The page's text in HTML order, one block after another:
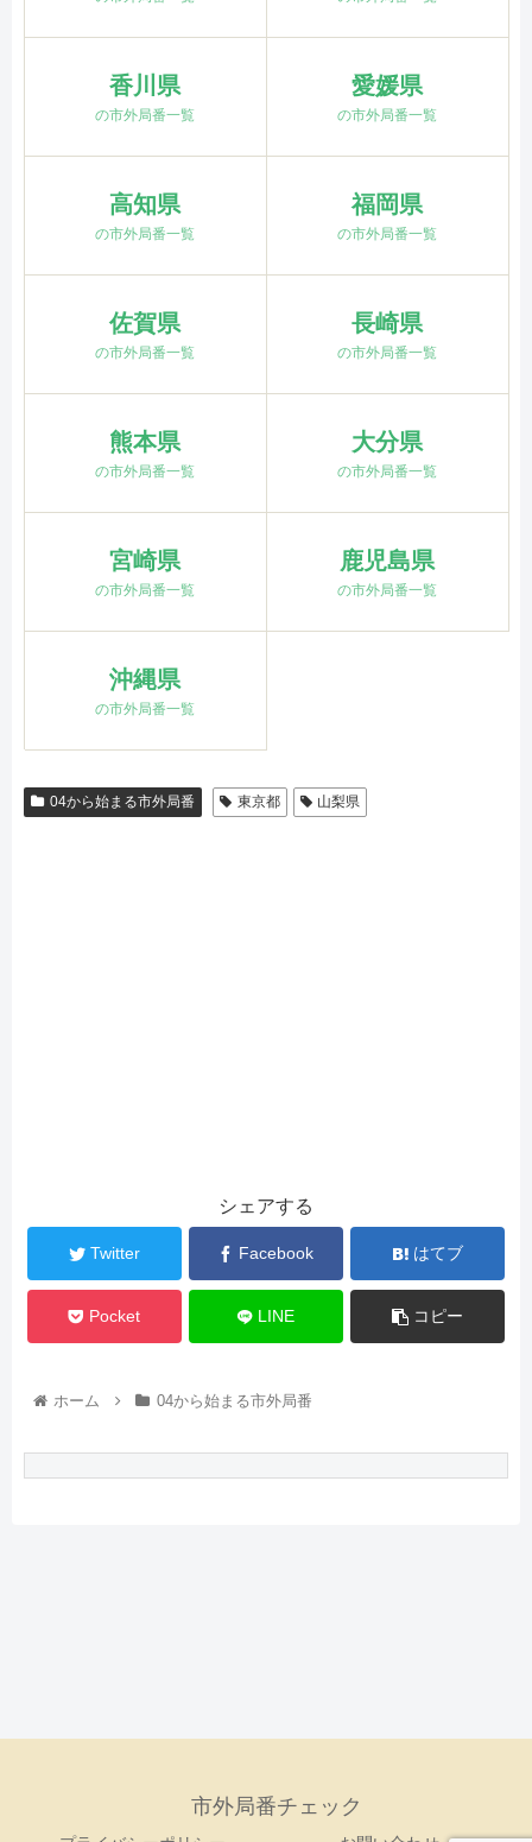
香川県
の市外局番一覧
愛媛県
の市外局番一覧
高知県
の市外局番一覧
福岡県
の市外局番一覧
佐賀県
の市外局番一覧
長崎県
の市外局番一覧
熊本県
の市外局番一覧
大分県
の市外局番一覧
宮崎県
の市外局番一覧
鹿児島県
の市外局番一覧
沖縄県
の市外局番一覧
04から始まる市外局番 東京都 山梨県
シェアする
Twitter Facebook はてブ
Pocket LINE コピー
ホーム 04から始まる市外局番
市外局番チェック